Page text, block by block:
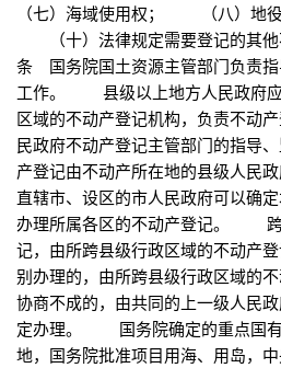
（七）海域使用权； （八）地
（十）法律规定需要登记的其
条 国务院国土资源主管部门负责
工作。 县级以上地方人民政府应
区域的不动产登记机构，负责不动
民政府不动产登记主管部门的指
产登记由不动产所在地的县级人民政
直辖市、设区的市人民政府可以确
办理所属各区的不动产登记。 跨
记，由所跨县级行政区域的不动产
别办理的，由所跨县级行政区域的不
协商不成的，由共同的上一级人民
定办理。 国务院确定的重点国有
地，国务院批准项目用海、用岛，